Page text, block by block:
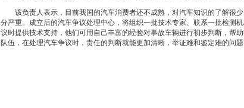
该负责人表示，目前我国的汽车消费者还不成熟，对汽车知识的了解很
分严重。成立后的汽车争议处理中心，将组织一批技术专家、联系一批检测
议时提供技术支持，他们可用自己丰富的经验对事故车辆进行初步判断，帮
队伍，在处理汽车争议时，责任的判断就能更加清晰，举证难和鉴定难的问